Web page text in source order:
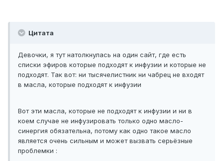
Цитата
Девочки, я тут натолкнулась на один сайт, где есть
списки эфиров которые подходят к инфузии и которые не
подходят. Так вот: ни тысячелистник ни чабрец не входят
в масла, которые подходят к инфузии
Вот эти масла, которые не подходят к инфузии и ни в
коем случае не инфузировать только одно масло-
синергия обязательна, потому как одно такое масло
является очень сильным и может вызвать серьёзные
проблемки :